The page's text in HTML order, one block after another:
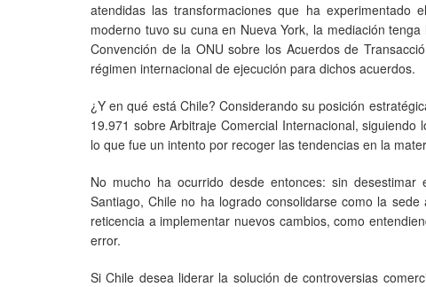
atendidas las transformaciones que ha
moderno tuvo su cuna en Nueva York, la mediación
Convención de la ONU sobre los Acuerdos de
régimen internacional de ejecución para dichos acuerdos.
¿Y en qué está Chile? Considerando su posición
19.971 sobre Arbitraje Comercial Internacional,
lo que fue un intento por recoger las tendencias en la
No mucho ha ocurrido desde entonces: sin
Santiago, Chile no ha logrado consolidarse como la
reticencia a implementar nuevos cambios, como
error.
Si Chile desea liderar la solución de controversias